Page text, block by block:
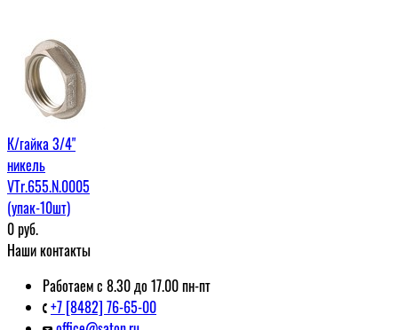
К/гайка 3/4"
никель
VTr.655.N.0005
(упак-10шт)
0руб.
Наши контакты
Работаем с 8.30 до 17.00 пн-пт
+7 [8482] 76-65-00